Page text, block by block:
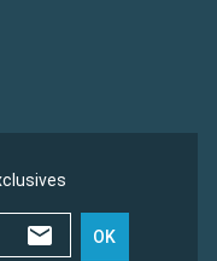
OK